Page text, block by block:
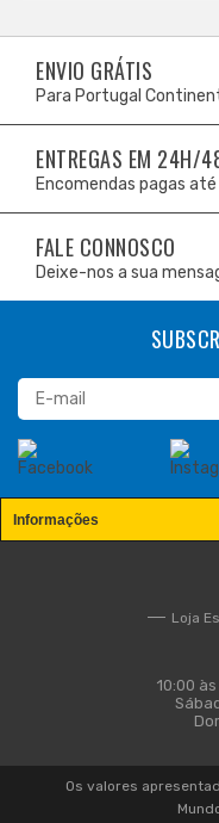
ENVIO GRÁTIS
Para Portugal
ENTREGAS EM 24H/
Encomendas pagas
FALE CONNOSCO
Deixe-nos a sua
Informações
Loja
10:00
Os valores